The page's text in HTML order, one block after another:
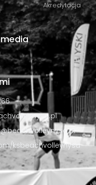
Akredytacja
ksbeachvolleynysa